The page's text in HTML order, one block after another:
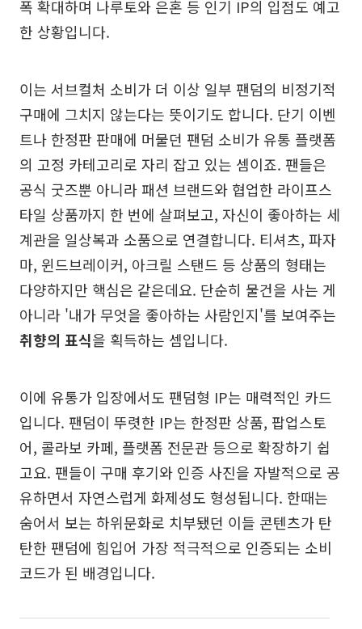
폭 확대하며 나루토와 은혼 등 인기 IP의 입점도 예고
한 상황입니다.
이는 서브컬처 소비가 더 이상 일부 팬덤의 비정기적
구매에 그치지 않는다는 뜻이기도 합니다. 단기 이벤
트나 한정판 판매에 머물던 팬덤 소비가 유통 플랫폼
의 고정 카테고리로 자리 잡고 있는 셈이죠. 팬들은
공식 굿즈뿐 아니라 패션 브랜드와 협업한 라이프스
타일 상품까지 한 번에 살펴보고, 자신이 좋아하는 세
계관을 일상복과 소품으로 연결합니다. 티셔츠, 파자
마, 윈드브레이커, 아크릴 스탠드 등 상품의 형태는
다양하지만 핵심은 같은데요. 단순히 물건을 사는 게
아니라 '내가 무엇을 좋아하는 사람인지'를 보여주는
취향의 표식을 획득하는 셈입니다.
이에 유통가 입장에서도 팬덤형 IP는 매력적인 카드
입니다. 팬덤이 뚜렷한 IP는 한정판 상품, 팝업스토
어, 콜라보 카페, 플랫폼 전문관 등으로 확장하기 쉽
고요. 팬들이 구매 후기와 인증 사진을 자발적으로 공
유하면서 자연스럽게 화제성도 형성됩니다. 한때는
숨어서 보는 하위문화로 치부됐던 이들 콘텐츠가 탄
탄한 팬덤에 힘입어 가장 적극적으로 인증되는 소비
코드가 된 배경입니다.